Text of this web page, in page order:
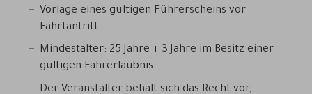
Vorlage eines gültigen Führerscheins vor
Fahrtantritt
Mindestalter: 25 Jahre + 3 Jahre im Besitz einer
gültigen Fahrerlaubnis
Der Veranstalter behält sich das Recht vor,